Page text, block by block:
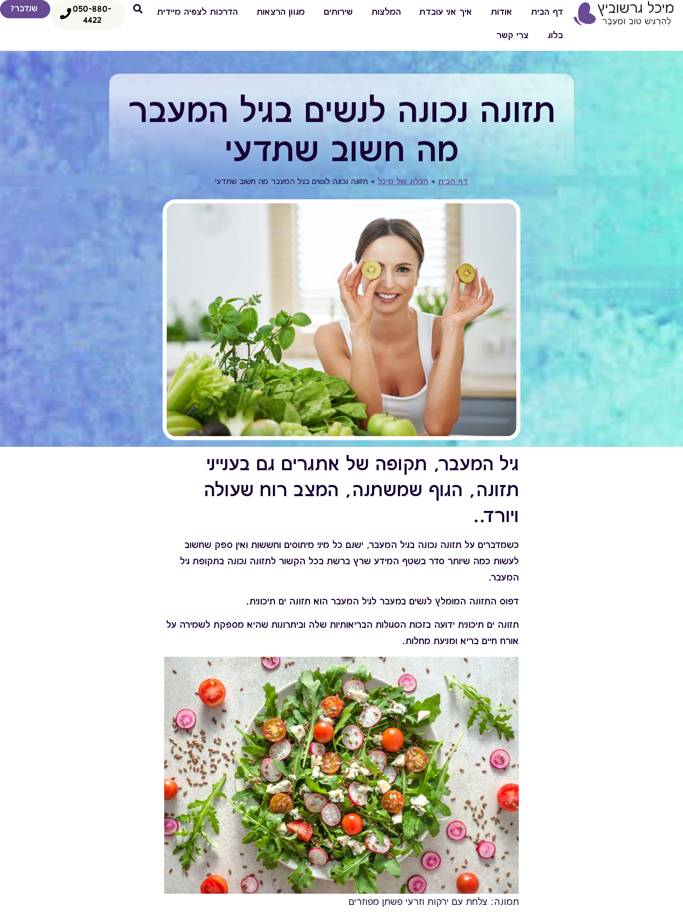
דף הבית אודות איך אני עובדת המלצות שירותים מגוון הרצאות הדרכות לצפיה מיידית
בלוג צרי קשר
050-880-
4422
שנדבר?
תזונה נכונה לנשים בגיל המעבר
מה חשוב שתדעי
דף הבית » הבלוג של מיכל » תזונה נכונה לנשים בגיל המעבר מה חשוב שתדעי
גיל המעבר, תקופה של אתגרים גם בענייני
תזונה, הגוף שמשתנה, המצב רוח שעולה
ויורד..
כשמדברים על תזונה נכונה בגיל המעבר, ישנם כל מיני מיתוסים וחששות ואין ספק שחשוב
לעשות כמה שיותר סדר בשטף המידע שרץ ברשת בכל הקשור לתזונה נכונה בתקופת גיל
המעבר.
דפוס התזונה המומלץ לנשים במעבר לגיל המעבר הוא תזונה ים תיכונית.
תזונה ים תיכונית ידועה בזכות הסגולות הבריאותיות שלה וביתרונות שהיא מספקת לשמירה על
אורח חיים בריא ומניעת מחלות.
תמונה: צלחת עם ירקות וזרעי פשתן מפוזרים